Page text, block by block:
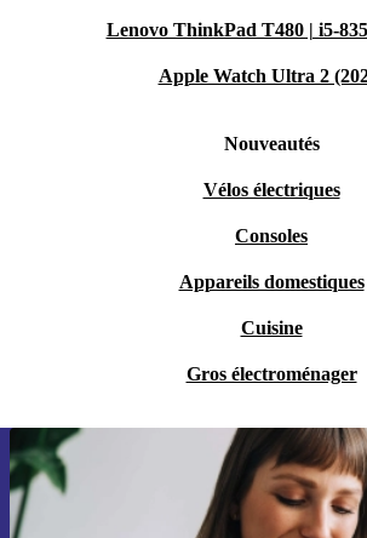
Lenovo ThinkPad T480 | i5-
Apple Watch Ultra 2
Nouveautés
Vélos électriques
Consoles
Appareils domestiques
Cuisine
Gros électroménager
Recevoir offres et infos
par mail